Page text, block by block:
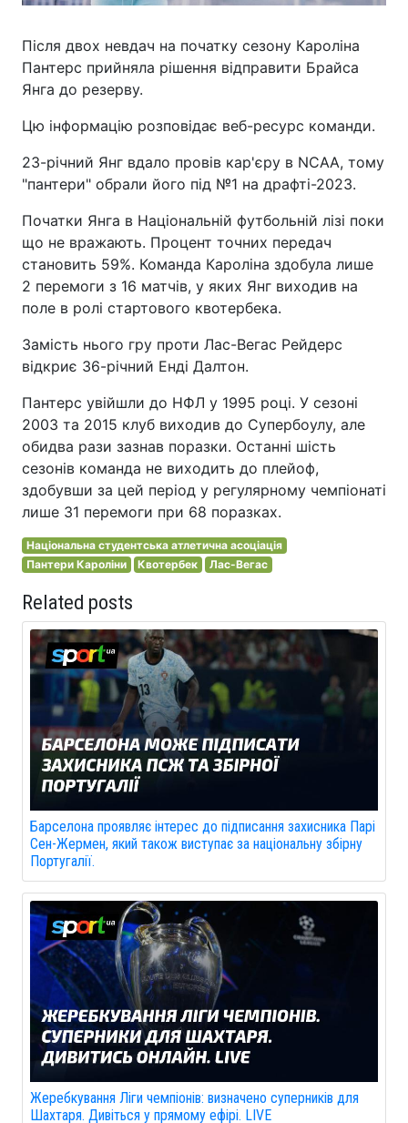
Після двох невдач на початку сезону Кароліна
Пантерс прийняла рішення відправити Брайса
Янга до резерву.
Цю інформацію розповідає веб-ресурс команди.
23-річний Янг вдало провів кар'єру в NCAA, тому
"пантери" обрали його під №1 на драфті-2023.
Початки Янга в Національній футбольній лізі поки
що не вражають. Процент точних передач
становить 59%. Команда Кароліна здобула лише
2 перемоги з 16 матчів, у яких Янг виходив на
поле в ролі стартового квотербека.
Замість нього гру проти Лас-Вегас Рейдерс
відкриє 36-річний Енді Далтон.
Пантерс увійшли до НФЛ у 1995 році. У сезоні
2003 та 2015 клуб виходив до Супербоулу, але
обидва рази зазнав поразки. Останні шість
сезонів команда не виходить до плейоф,
здобувши за цей період у регулярному чемпіонаті
лише 31 перемоги при 68 поразках.
Національна студентська атлетична асоціація
Пантери Кароліни
Квотербек Лас-Вегас
Related posts
Барселона проявляє інтерес до підписання захисника Парі
Сен-Жермен, який також виступає за національну збірну
Португалії.
Жеребкування Ліги чемпіонів: визначено суперників для
Шахтаря. Дивіться у прямому ефірі. LIVE